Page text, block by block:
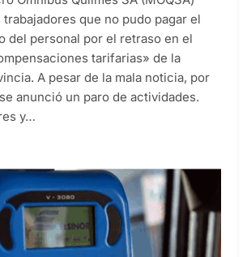
que no pudo pagar el
del personal por el retraso en el
tarifarias» de la
A pesar de la mala noticia, por
anunció un paro de actividades.
y…